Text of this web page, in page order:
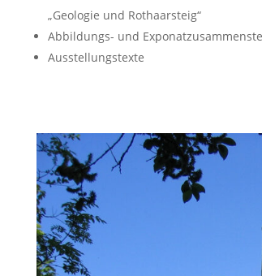
„Geologie und Rothaarsteig“
Abbildungs- und
Ausstellungstexte